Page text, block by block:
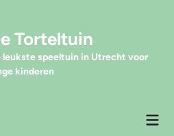
Torteltuin
leukste speeltuin in Utrecht voor
kinderen